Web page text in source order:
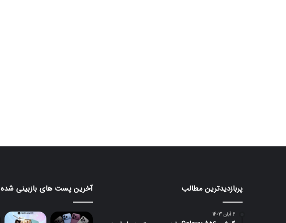
پربازدیدترین مطالب
6 آبان 1403
آخرین پست های بازبینی شده
iOS
اولین‌بار
ردمی
۱۷
با
باتری